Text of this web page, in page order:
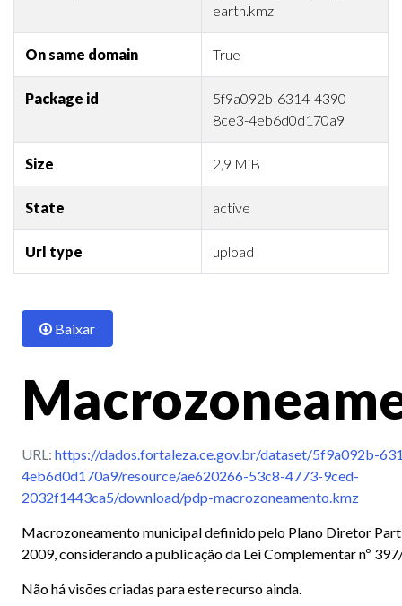
Baixar
URL: https://dados.fortaleza.ce.gov.br/dataset/5f9a092b-
4eb6d0d170a9/resource/ae620266-53c8-4773-9ced-
2032f1443ca5/download/pdp-macrozoneamento.kmz
Macrozoneamento municipal definido pelo Plano Diretor
2009, considerando a publicação da Lei Complementar nº
Não há visões criadas para este recurso ainda.
earth.kmz
On same domain True
Package id
5f9a092b-6314-4390-
8ce3-4eb6d0d170a9
Size 2,9 MiB
State active
Url type upload